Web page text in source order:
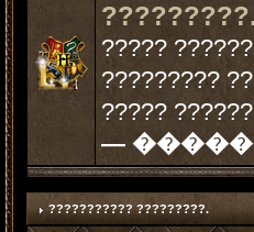
?????????.
?????
?????????
?????
—
??????????? ?????????.